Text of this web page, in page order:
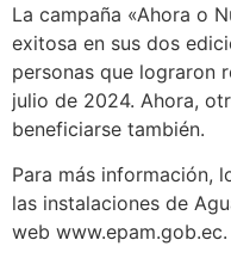
La campaña «Ahora o
exitosa en sus dos
personas que lograron
julio de 2024. Ahora,
beneficiarse también.
Para más información,
las instalaciones de
web www.epam.gob.ec.